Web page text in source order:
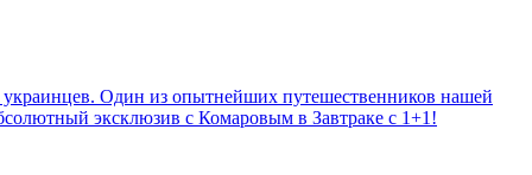
Один из опытнейших путешественников нашей
эксклюзив с Комаровым в Завтраке с 1+1!